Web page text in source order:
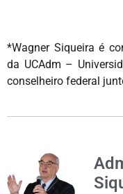
*Wagner Siqueira é
da UCAdm –
conselheiro federal